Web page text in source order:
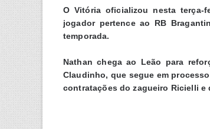
O Vitória oficializou nesta terça-
jogador pertence ao RB
temporada.
Nathan chega ao Leão para
Claudinho, que segue em
contratações do zagueiro Ricielli e